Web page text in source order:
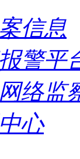
信息
警平
络监
心